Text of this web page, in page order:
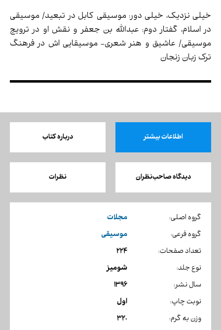
خیلی نزدیک، خیلی دور: موسیقی کابل در تبعید/ موسیقی
در اسلام، گفتار دوم: عبدالله بن جعفر و نقش او در ترویج
موسیقی/ عاشیق و هنر شعری- موسیقایی اش در فرهنگ
ترک زبان زنجان
اطلاعات بیشتر درباره کتاب
دیدگاه صاحب‌نظران نظرات
گروه اصلی: مجلات
گروه فرعی: موسیقی
تعداد صفحات: 224
نوع جلد: شومیز
سال نشر: 1396
نوبت چاپ: اول
وزن به گرم: 320